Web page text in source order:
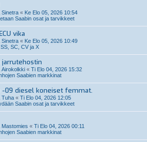
Sinetra « Ke Elo 05, 2026 10:54
Saabin osat ja tarvikkeet
vika
Sinetra « Ke Elo 05, 2026 10:49
SC, CV ja X
jarrutehostin
Airokolkki « Ti Elo 04, 2026 15:32
Saabien markkinat
-09 diesel koneiset femmat.
Tuha « Ti Elo 04, 2026 12:05
Saabin osat ja tarvikkeet
Mastomies « Ti Elo 04, 2026 00:11
Saabien markkinat